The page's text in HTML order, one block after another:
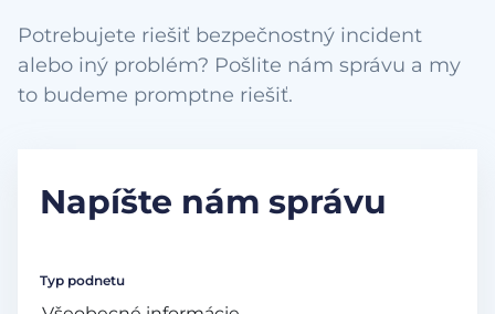
Potrebujete riešiť bezpečnostný incident
alebo iný problém? Pošlite nám správu a my
to budeme promptne riešiť.
Napíšte nám správu
Typ podnetu